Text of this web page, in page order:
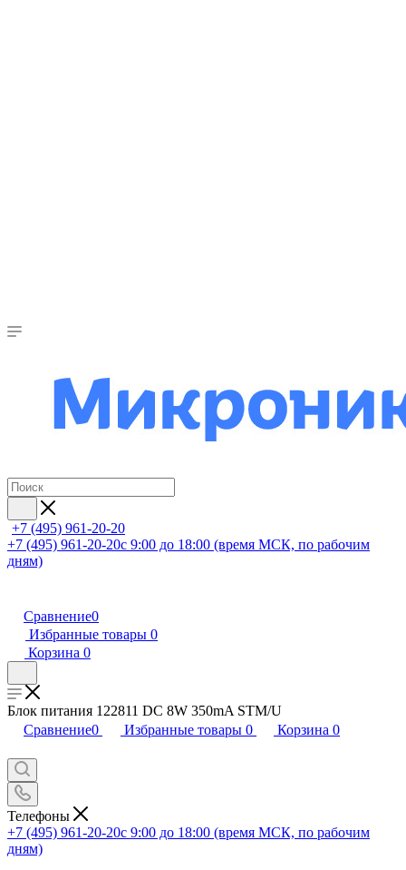
+7 (495) 961-20-20
+7 (495) 961-20-20с 9:00 до 18:00 (время МСК, по рабочим
дням)
Сравнение0
Избранные товары 0
Корзина 0
Блок питания 122811 DC 8W 350mA STM/U
Сравнение0 Избранные товары 0 Корзина 0
Телефоны
+7 (495) 961-20-20с 9:00 до 18:00 (время МСК, по рабочим
дням)